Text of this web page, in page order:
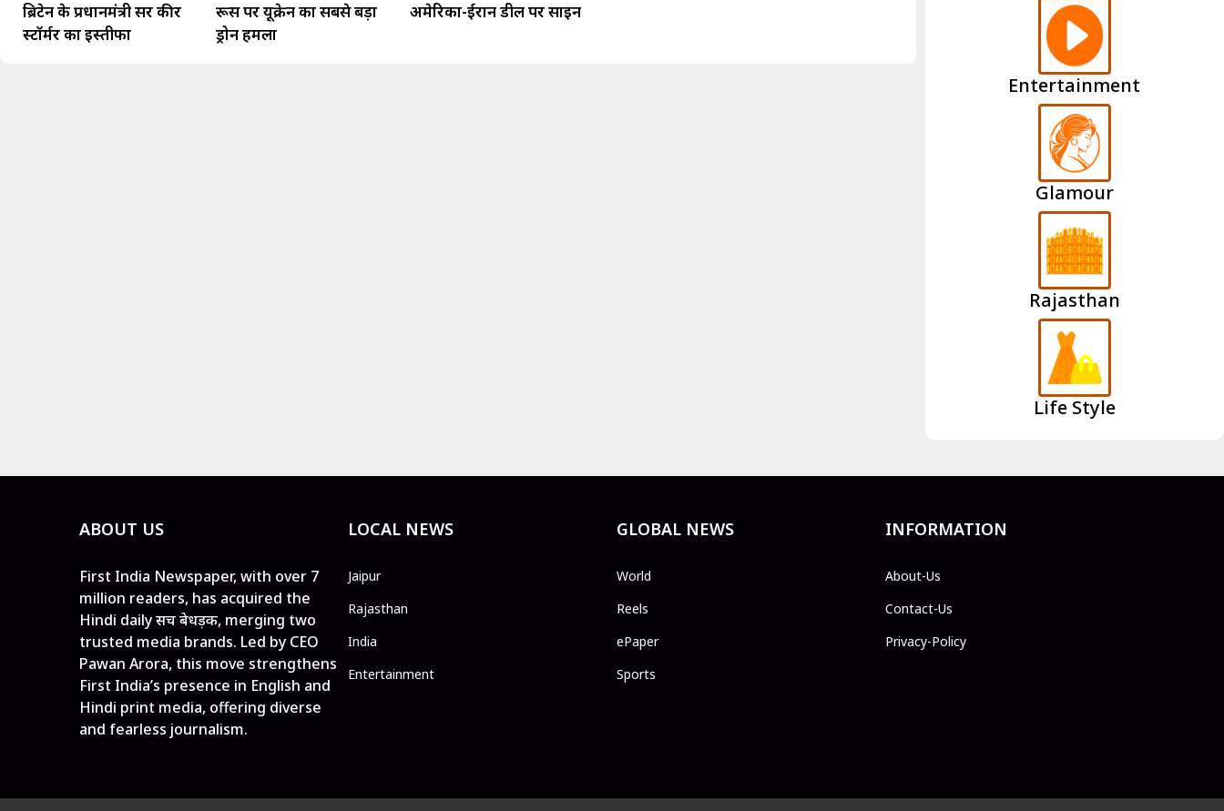
ब्रिटेन के प्रधानमंत्री सर कीर
स्टॉर्मर का इस्तीफा
रूस पर यूक्रेन का सबसे बड़ा
ड्रोन हमला
अमेरिका-ईरान डील पर साइन
Entertainment
Glamour
Rajasthan
Life Style
ABOUT US
First India Newspaper, with over 7
million readers, has acquired the
Hindi daily सच बेधड़क, merging two
trusted media brands. Led by CEO
Pawan Arora, this move strengthens
First India’s presence in English and
Hindi print media, offering diverse
and fearless journalism.
LOCAL NEWS
Jaipur
Rajasthan
India
Entertainment
GLOBAL NEWS
World
Reels
ePaper
Sports
INFORMATION
About-Us
Contact-Us
Privacy-Policy